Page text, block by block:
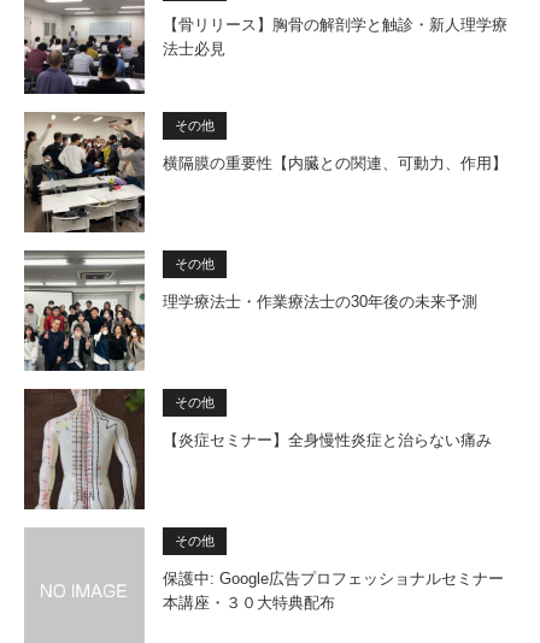
【骨リリース】胸骨の解剖学と触診・新人理学療
法士必見
その他
横隔膜の重要性【内臓との関連、可動力、作用】
その他
理学療法士・作業療法士の30年後の未来予測
その他
【炎症セミナー】全身慢性炎症と治らない痛み
その他
保護中: Google広告プロフェッショナルセミナー
本講座・３０大特典配布